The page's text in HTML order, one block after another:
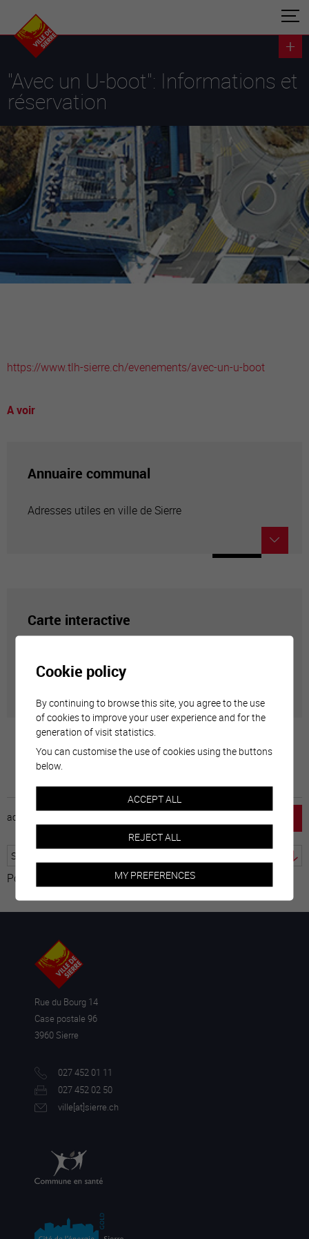
"Avec un U-boot": Informations et
réservation
https://www.tlh-sierre.ch/evenements/avec-un-u-boot
A voir
Annuaire communal
Adresses utiles en ville de Sierre
Carte interactive
de Sierre.
accueil
Powered by Translate
Rue du Bourg 14
Case postale 96
3960 Sierre
027 452 01 11
027 452 02 50
ville[at]sierre.ch
Cookie policy
By continuing to browse this site, you agree to the use
of cookies to improve your user experience and for the
generation of visit statistics.
You can customise the use of cookies using the buttons
below.
ACCEPT ALL
REJECT ALL
MY PREFERENCES